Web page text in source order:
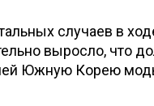
случаев в
выросло, что
Южную Корею